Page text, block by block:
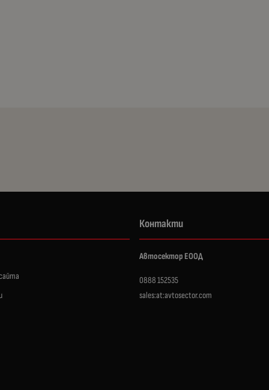
Контакти
Автосектор ЕООД
0888 152535
sales:at:avtosector.com